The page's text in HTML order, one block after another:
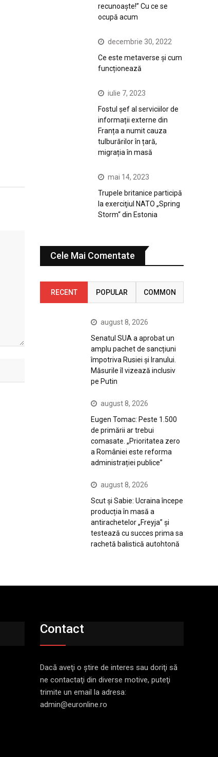
recunoaște!” Cu ce se
ocupă acum
decembrie 30, 2022
Ce este metaverse și cum
funcționează
iulie 7, 2023
Fostul șef al serviciilor de
informații externe din
Franța a numit cauza
tulburărilor în țară,
migrația în masă
mai 14, 2023
Trupele britanice participă
la exerciţiul NATO „Spring
Storm“ din Estonia
Cele Mai Comentate
RECENT POPULAR COMMON
august 8, 2026
Senatul SUA a aprobat un
amplu pachet de sancțiuni
împotriva Rusiei și Iranului.
Măsurile îl vizează inclusiv
pe Putin
august 8, 2026
Eugen Tomac: Peste 1.500
de primării ar trebui
comasate. „Prioritatea zero
a României este reforma
administrației publice”
august 8, 2026
Scut și Sabie: Ucraina începe
producția în masă a
antirachetelor „Freyja” și
testează cu succes prima sa
rachetă balistică autohtonă
Contact
Dacă aveţi o ştire de interes sau doriţi să
ne contactaţi din diverse motive, puteţi
trimite un email la adresa:
admin@euronline.ro